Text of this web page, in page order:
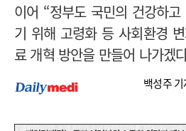
이어 “정부도 국민의 건강하
기 위해 고령화 등 사회환경
료 개혁 방안을 만들어 나가겠
백성주 기